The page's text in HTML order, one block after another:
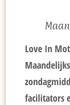
Love In
facilitators